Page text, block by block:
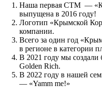
Наша первая СТМ —
выпущена в 2016 году!
Логотип «Крымской
компании.
Всего за один год
в регионе в категории
В 2021 году мы
Golden Rich.
В 2022 году в нашей
— «Yamm me!»